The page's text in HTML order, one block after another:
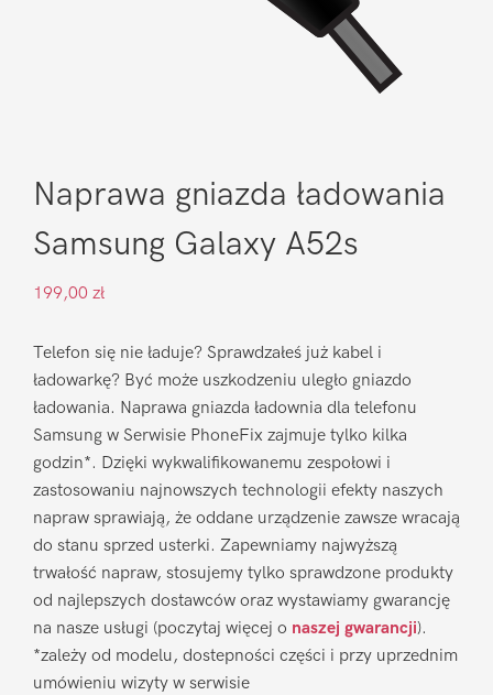
Naprawa gniazda ładowania
Samsung Galaxy A52s
199,00 zł
Telefon się nie ładuje? Sprawdzałeś już kabel i
ładowarkę? Być może uszkodzeniu uległo gniazdo
ładowania. Naprawa gniazda ładownia dla telefonu
Samsung w Serwisie PhoneFix zajmuje tylko kilka
godzin*. Dzięki wykwalifikowanemu zespołowi i
zastosowaniu najnowszych technologii efekty naszych
napraw sprawiają, że oddane urządzenie zawsze wracają
do stanu sprzed usterki. Zapewniamy najwyższą
trwałość napraw, stosujemy tylko sprawdzone produkty
od najlepszych dostawców oraz wystawiamy gwarancję
na nasze usługi (poczytaj więcej o naszej gwarancji).
*zależy od modelu, dostepności części i przy uprzednim
umówieniu wizyty w serwisie